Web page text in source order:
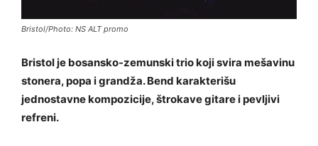
Bristol/Photo: NS ALT promo
Bristol je bosansko-zemunski trio koji svira mešavinu
stonera, popa i grandža. Bend karakterišu
jednostavne kompozicije, štrokave gitare i pevljivi
refreni.